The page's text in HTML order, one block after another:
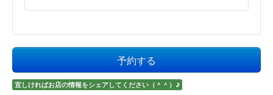
予約する
宜しければお店の情報をシェアしてください（＾＾）♪